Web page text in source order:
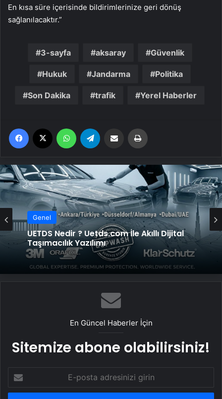
En kısa süre içerisinde bildirimlerinize geri dönüş
sağlanılacaktır.”
3-sayfa aksaray Güvenlik
Hukuk Jandarma Politika
Son Dakika trafik Yerel Haberler
Facebook WhatsApp Email'den paylaş
Genel
UETDS Nedir ? Uetds.com İle Akıllı Dijital
Taşımacılık Yazılımı
En Güncel Haberler İçin
Sitemize abone olabilirsiniz!
posta
adresinizi